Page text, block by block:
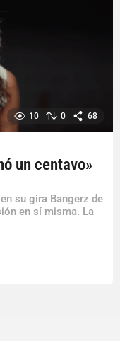
10 0 68
un centavo»
su gira Bangerz de
en sí misma. La